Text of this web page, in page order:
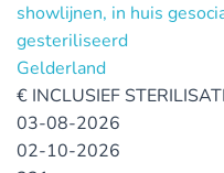
showlijnen, in huis
gesteriliseerd
Gelderland
€ INCLUSIEF
03-08-2026
02-10-2026